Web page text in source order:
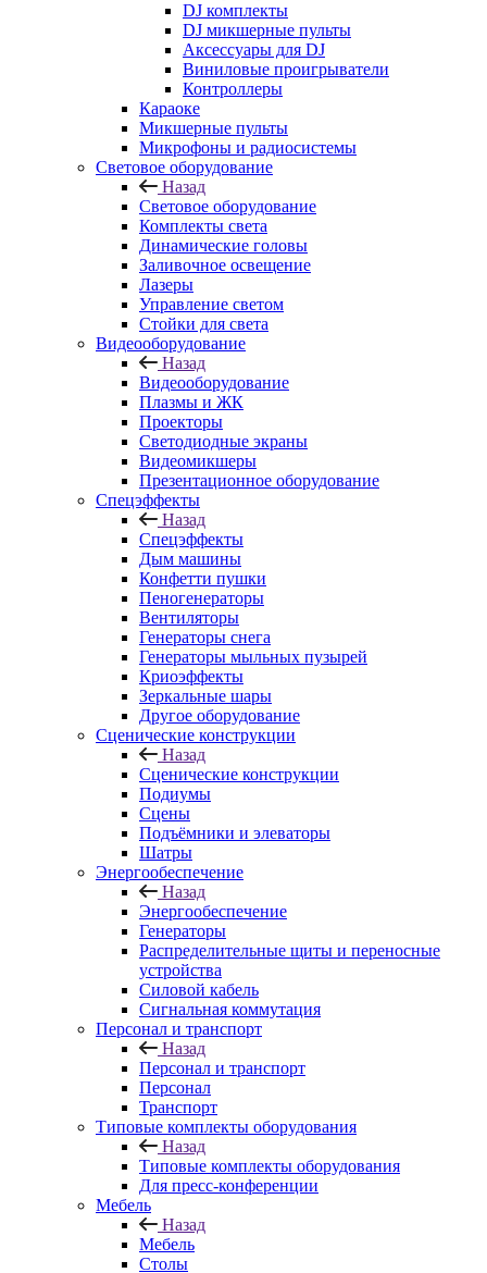
DJ комплекты
DJ микшерные пульты
Аксессуары для DJ
Виниловые проигрыватели
Контроллеры
Караоке
Микшерные пульты
Микрофоны и радиосистемы
Световое оборудование
Назад
Световое оборудование
Комплекты света
Динамические головы
Заливочное освещение
Лазеры
Управление светом
Стойки для света
Видеооборудование
Назад
Видеооборудование
Плазмы и ЖК
Проекторы
Светодиодные экраны
Видеомикшеры
Презентационное оборудование
Спецэффекты
Назад
Спецэффекты
Дым машины
Конфетти пушки
Пеногенераторы
Вентиляторы
Генераторы снега
Генераторы мыльных пузырей
Криоэффекты
Зеркальные шары
Другое оборудование
Сценические конструкции
Назад
Сценические конструкции
Подиумы
Сцены
Подъёмники и элеваторы
Шатры
Энергообеспечение
Назад
Энергообеспечение
Генераторы
Распределительные щиты и переносные
устройства
Силовой кабель
Сигнальная коммутация
Персонал и транспорт
Назад
Персонал и транспорт
Персонал
Транспорт
Типовые комплекты оборудования
Назад
Типовые комплекты оборудования
Для пресс-конференции
Мебель
Назад
Мебель
Столы